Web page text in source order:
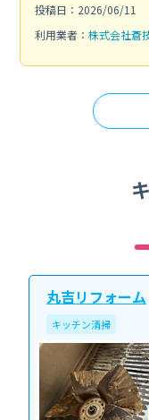
投稿日：2026/06/11
利用業者： 株式会社蒼
丸吉リフォーム
キッチン清掃